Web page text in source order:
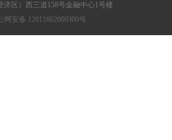
区）西三道158号金融中心1号楼
网安备 12011602000300号